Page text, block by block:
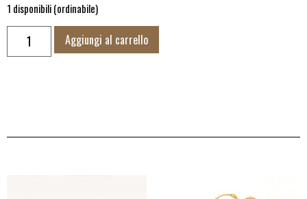
1 disponibili (ordinabile)
Aggiungi al carrello